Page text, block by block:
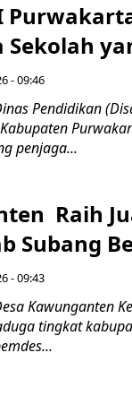
Sekolah
- 09:46
Dinas Pendidikan
penjaga...
Raih
Subang
- 09:43
Desa Kawunganten
tingkat